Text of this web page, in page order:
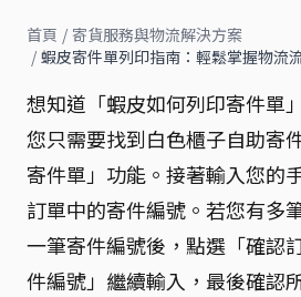
首頁 / 寄貨服務與物流解決方案
/ 蝦皮寄件單列印指南：輕鬆掌握物流
想知道「蝦皮如何列印寄件單
您只需要找到白色櫃子自助寄
寄件單」功能。接著輸入您的
訂單中的寄件編號。若您有多
一筆寄件編號後，點選「確認
件編號」繼續輸入，最後確認